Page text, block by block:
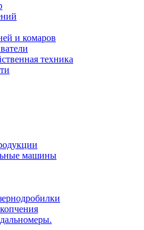
и комаров
техника
машины